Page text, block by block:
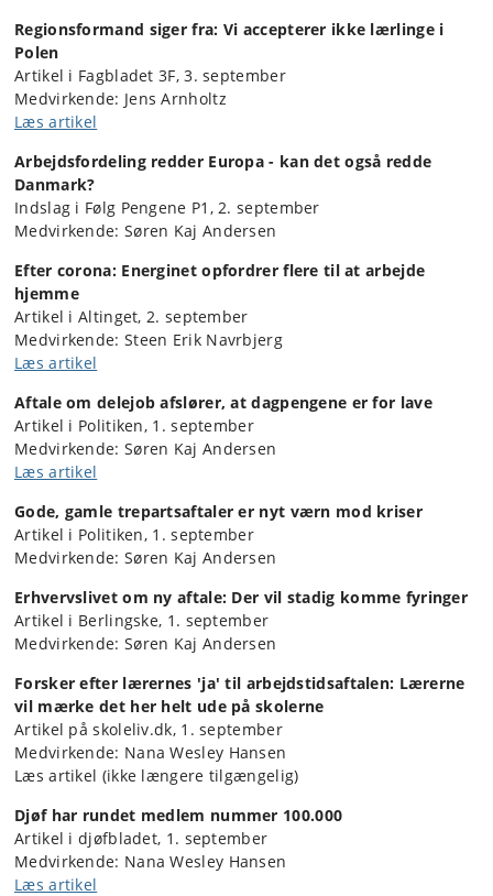
Regionsformand siger fra: Vi accepterer ikke lærlinge i
Polen
Artikel i Fagbladet 3F, 3. september
Medvirkende: Jens Arnholtz
Læs artikel
Arbejdsfordeling redder Europa - kan det også redde
Danmark?
Indslag i Følg Pengene P1, 2. september
Medvirkende: Søren Kaj Andersen
Efter corona: Energinet opfordrer flere til at arbejde
hjemme
Artikel i Altinget, 2. september
Medvirkende: Steen Erik Navrbjerg
Læs artikel
Aftale om delejob afslører, at dagpengene er for lave
Artikel i Politiken, 1. september
Medvirkende: Søren Kaj Andersen
Læs artikel
Gode, gamle trepartsaftaler er nyt værn mod kriser
Artikel i Politiken, 1. september
Medvirkende: Søren Kaj Andersen
Erhvervslivet om ny aftale: Der vil stadig komme fyringer
Artikel i Berlingske, 1. september
Medvirkende: Søren Kaj Andersen
Forsker efter lærernes 'ja' til arbejdstidsaftalen: Lærerne
vil mærke det her helt ude på skolerne
Artikel på skoleliv.dk, 1. september
Medvirkende: Nana Wesley Hansen
Læs artikel (ikke længere tilgængelig)
Djøf har rundet medlem nummer 100.000
Artikel i djøfbladet, 1. september
Medvirkende: Nana Wesley Hansen
Læs artikel